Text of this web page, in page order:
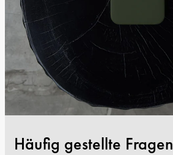
Häufig gestellte Fragen